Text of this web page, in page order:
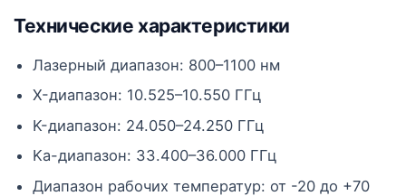
Технические характеристики
Лазерный диапазон: 800–1100 нм
X-диапазон: 10.525–10.550 ГГц
K-диапазон: 24.050–24.250 ГГц
Ka-диапазон: 33.400–36.000 ГГц
Диапазон рабочих температур: от -20 до +70